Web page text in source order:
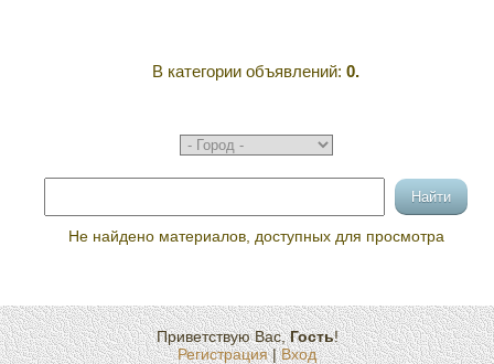
В категории объявлений:0.
Не найдено материалов, доступных для просмотра
Приветствую Вас,Гость!
Регистрация|Вход